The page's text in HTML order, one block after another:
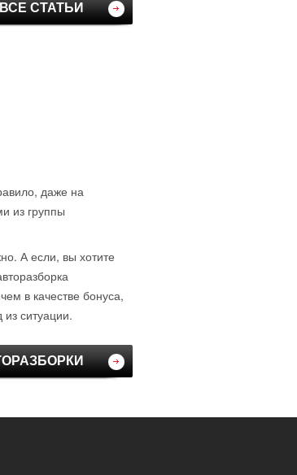
ВСЕ СТАТЬИ
даже на
из группы
А если, вы хотите
в качестве бонуса,
ситуации.